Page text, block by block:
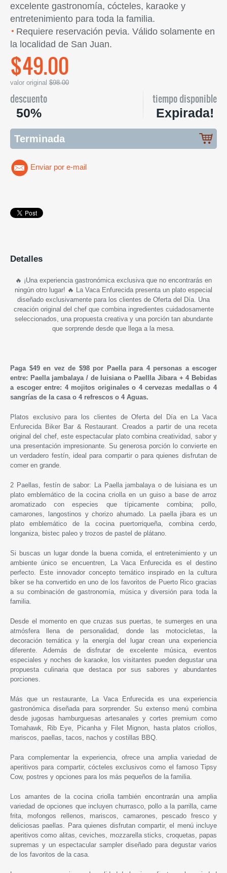
excelente gastronomía, cócteles, karaoke y
entretenimiento para toda la familia.
Requiere reservación pevia. Válido solamente en
la localidad de San Juan.
$49.00
valor original $98.00
descuento
50%
tiempo disponible
Expirada!
Terminada
Enviar por e-mail
Detalles
🔥 ¡Una experiencia gastronómica exclusiva que no encontrarás en
ningún otro lugar! 🔥 La Vaca Enfurecida presenta un plato especial
diseñado exclusivamente para los clientes de Oferta del Día. Una
creación original del chef que combina ingredientes cuidadosamente
seleccionados, una propuesta creativa y una porción tan abundante
que sorprende desde que llega a la mesa.
Paga $49 en vez de $98 por Paella para 4 personas a escoger
entre: Paella jambalaya / de luisiana o Paellla Jibara + 4 Bebidas
a escoger entre: 4 mojitos originales o 4 cervezas medallas o 4
sangrías de la casa o 4 refrescos o 4 Aguas.
Platos exclusivo para los clientes de Oferta del Día en La Vaca
Enfurecida Biker Bar & Restaurant. Creados a partir de una receta
original del chef, este espectacular plato combina creatividad, sabor y
una presentación impresionante. Su generosa porción lo convierte en
un verdadero festín, ideal para compartir o para quienes disfrutan de
comer en grande.
2 Paellas, festín de sabor: La Paella jambalaya o de luisiana es un
plato emblemático de la cocina criolla en un guiso a base de arroz
aromatizado con especies que típicamente combina; pollo,
camarones, langostinos y chorizo ahumado. La paella jibara es un
plato emblemático de la cocina puertorriqueña, combina cerdo,
longaniza, bistec paleo y trozos de pastel de plátano.
Si buscas un lugar donde la buena comida, el entretenimiento y un
ambiente único se encuentren, La Vaca Enfurecida es el destino
perfecto. Este innovador concepto temático inspirado en la cultura
biker se ha convertido en uno de los favoritos de Puerto Rico gracias
a su combinación de gastronomía, música y diversión para toda la
familia.
Desde el momento en que cruzas sus puertas, te sumerges en una
atmósfera llena de personalidad, donde las motocicletas, la
decoración temática y la energía del lugar crean una experiencia
diferente. Además de disfrutar de excelente música, eventos
especiales y noches de karaoke, los visitantes pueden degustar una
propuesta culinaria que destaca por sus sabores y abundantes
porciones.
Más que un restaurante, La Vaca Enfurecida es una experiencia
gastronómica diseñada para sorprender. Su extenso menú combina
desde jugosas hamburguesas artesanales y cortes premium como
Tomahawk, Rib Eye, Picanha y Filet Mignon, hasta platos criollos,
mariscos, paellas, tacos, nachos y costillas BBQ.
Para complementar la experiencia, ofrece una amplia variedad de
aperitivos para compartir, cócteles exclusivos como el famoso Tipsy
Cow, postres y opciones para los más pequeños de la familia.
Los amantes de la cocina criolla también encontrarán una amplia
variedad de opciones que incluyen churrasco, pollo a la parrilla, carne
frita, mofongos rellenos, mariscos, camarones, pescado fresco y
deliciosas paellas. Para quienes disfrutan compartir, el menú incluye
aperitivos como alitas, ceviches, mozzarella sticks, croquetas, papas
supremas y un espectacular sampler diseñado para degustar varios
de los favoritos de la casa.